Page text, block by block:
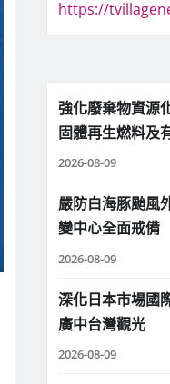
https://
強化廢棄物資源
固體再生燃料及
2026-08-09
嚴防白海豚颱風
變中心全面戒備
2026-08-09
深化日本市場國
廣中台灣觀光
2026-08-09